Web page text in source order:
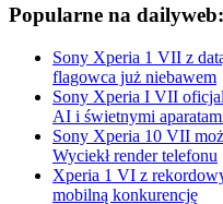
Popularne na dailyweb:
Sony Xperia 1 VII z
flagowca już niebawem
Sony Xperia I VII
AI i świetnymi
Sony Xperia 10 VII
Wyciekł render telefonu
Xperia 1 VI z
mobilną konkurencję